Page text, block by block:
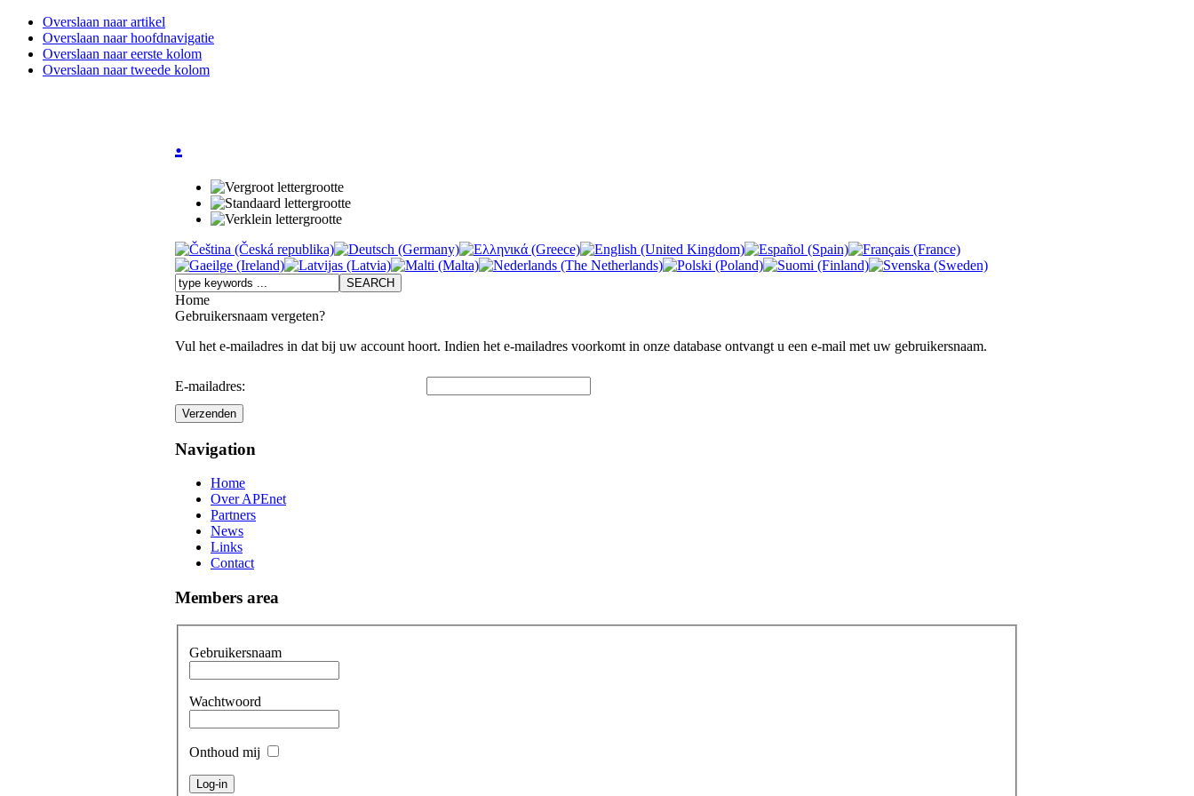
Overslaan naar artikel
Overslaan naar hoofdnavigatie
Overslaan naar eerste kolom
Overslaan naar tweede kolom
.
Home
Gebruikersnaam vergeten?
Vul het e-mailadres in dat bij uw account hoort. Indien het e-mailadres voorkomt in onze database ontvangt u een e-mail met uw gebruikersnaam.
E-mailadres:
Verzenden
Navigation
Home
Over APEnet
Partners
News
Links
Contact
Members area
Gebruikersnaam
Wachtwoord
Onthoud mij